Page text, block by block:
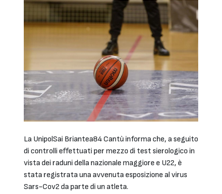
La UnipolSai Briantea84 Cantù informa che, a seguito
di controlli effettuati per mezzo di test sierologico in
vista dei raduni della nazionale maggiore e U22, è
stata registrata una avvenuta esposizione al virus
Sars-Cov2 da parte di un atleta.